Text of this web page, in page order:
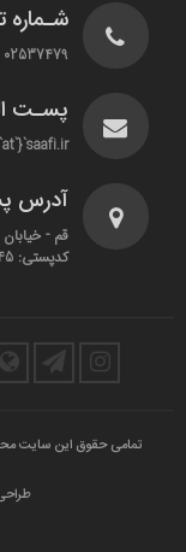
02537479
پسـت
آدرس
کدپستی: 3713766645
تمامی حقوق این سایت